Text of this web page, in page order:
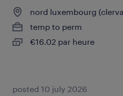
nord luxembourg
temp to perm
€16.02 par heure
posted 10 july 2026